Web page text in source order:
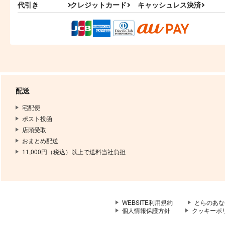
代引き クレジットカード キャッシュレス決済
配送
宅配便
ポスト投函
店頭受取
おまとめ配送
11,000円（税込）以上で送料当社負担
WEBSITE利用規約
とらのあ
個人情報保護方針
クッキーポ